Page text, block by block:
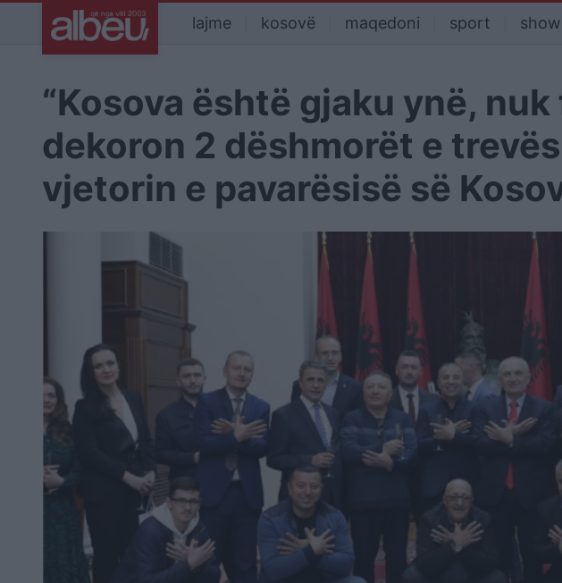
lajme kosovë maqedoni sport
“Kosova është gjaku ynë,
dekoron 2 dëshmorët e
vjetorin e pavarësisë së